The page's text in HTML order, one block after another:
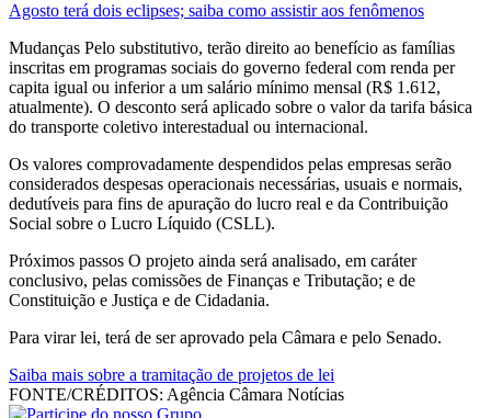
Agosto terá dois eclipses; saiba como assistir aos fenômenos
Mudanças Pelo substitutivo, terão direito ao benefício as famílias
inscritas em programas sociais do governo federal com renda per
capita igual ou inferior a um salário mínimo mensal (R$ 1.612,
atualmente). O desconto será aplicado sobre o valor da tarifa básica
do transporte coletivo interestadual ou internacional.
Os valores comprovadamente despendidos pelas empresas serão
considerados despesas operacionais necessárias, usuais e normais,
dedutíveis para fins de apuração do lucro real e da Contribuição
Social sobre o Lucro Líquido (CSLL).
Próximos passos O projeto ainda será analisado, em caráter
conclusivo, pelas comissões de Finanças e Tributação; e de
Constituição e Justiça e de Cidadania.
Para virar lei, terá de ser aprovado pela Câmara e pelo Senado.
Saiba mais sobre a tramitação de projetos de lei
FONTE/CRÉDITOS: Agência Câmara Notícias